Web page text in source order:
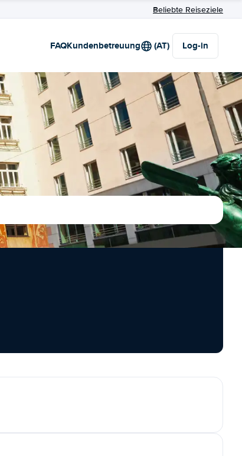
Beliebte Reiseziele
FAQKundenbetreuung (AT) Log-in